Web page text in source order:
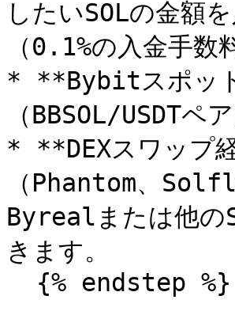
したいSOLの金額
（0.1%の入金手
* **Bybitスポッ
（BBSOL/USDTペ
* **DEXスワップ
（Phantom、
Byrealまたは他の
きます。